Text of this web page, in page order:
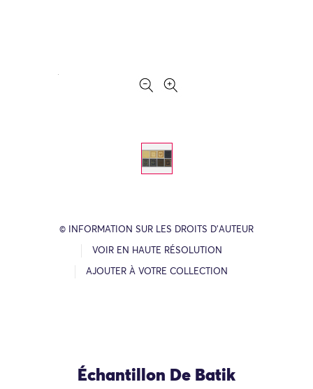
© INFORMATION SUR LES DROITS D’AUTEUR
VOIR EN HAUTE RÉSOLUTION
AJOUTER À VOTRE COLLECTION
Échantillon De Batik